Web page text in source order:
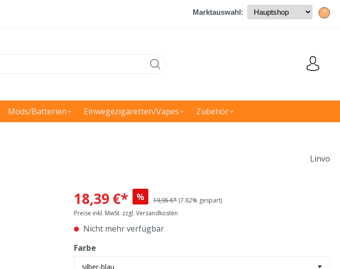
Marktauswahl: ?
Mods/Batterien Einwegezigaretten/Vapes Zubehör
Linvo
18,39 €* % 19,95 €* (7.82% gespart)
Preise inkl. MwSt. zzgl. Versandkosten
Nicht mehr verfügbar
Farbe